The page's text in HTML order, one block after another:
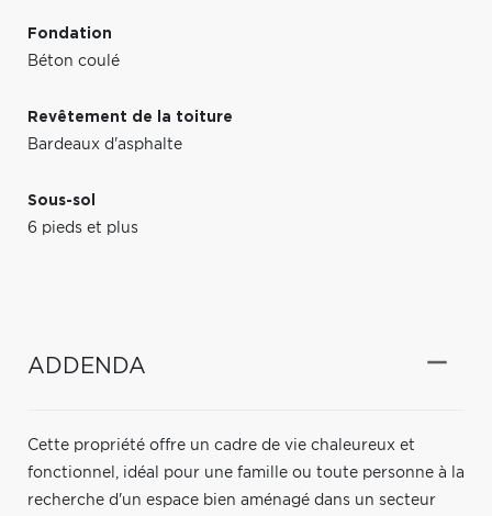
Fondation
Béton coulé
Revêtement de la toiture
Bardeaux d'asphalte
Sous-sol
6 pieds et plus
ADDENDA
Cette propriété offre un cadre de vie chaleureux et
fonctionnel, idéal pour une famille ou toute personne à la
recherche d'un espace bien aménagé dans un secteur